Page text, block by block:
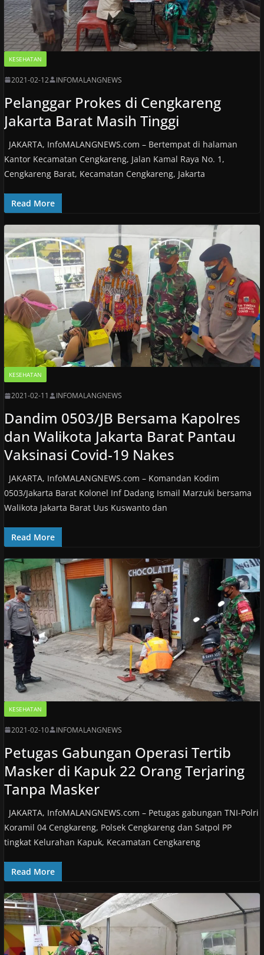
KESEHATAN
2021-02-12 INFOMALANGNEWS
Pelanggar Prokes di Cengkareng
Jakarta Barat Masih Tinggi
JAKARTA, InfoMALANGNEWS.com – Bertempat di halaman
Kantor Kecamatan Cengkareng, Jalan Kamal Raya No. 1,
Cengkareng Barat, Kecamatan Cengkareng, Jakarta
Read More
KESEHATAN
2021-02-11 INFOMALANGNEWS
Dandim 0503/JB Bersama Kapolres
dan Walikota Jakarta Barat Pantau
Vaksinasi Covid-19 Nakes
JAKARTA, InfoMALANGNEWS.com – Komandan Kodim
0503/Jakarta Barat Kolonel Inf Dadang Ismail Marzuki bersama
Walikota Jakarta Barat Uus Kuswanto dan
Read More
KESEHATAN
2021-02-10 INFOMALANGNEWS
Petugas Gabungan Operasi Tertib
Masker di Kapuk 22 Orang Terjaring
Tanpa Masker
JAKARTA, InfoMALANGNEWS.com – Petugas gabungan TNI-Polri
Koramil 04 Cengkareng, Polsek Cengkareng dan Satpol PP
tingkat Kelurahan Kapuk, Kecamatan Cengkareng
Read More